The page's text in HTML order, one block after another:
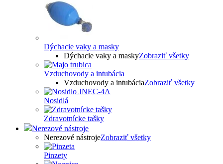
Dýchacie vaky a masky
Dýchacie vaky a maskyZobraziť všetky
Vzduchovody a intubácia
Vzduchovody a intubáciaZobraziť všetky
Nosidlá
Zdravotnícke tašky
Nerezové nástroje
Nerezové nástrojeZobraziť všetky
Pinzety